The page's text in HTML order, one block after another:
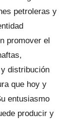
petroleras y
promover el
distribución
que hoy y
entusiasmo
producir y